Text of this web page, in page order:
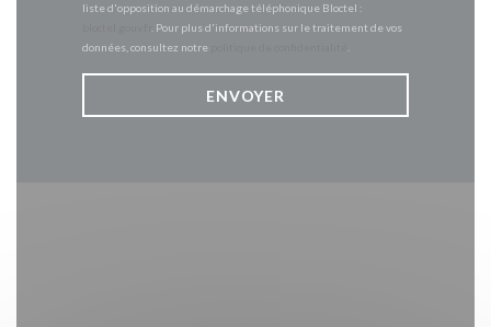
liste d'opposition au démarchage téléphonique Bloctel :
. Pour plus d'informations sur le traitement de vos
données, consultez notre